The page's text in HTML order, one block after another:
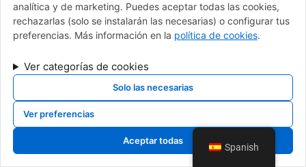
analítica y de marketing. Puedes aceptar todas las cookies,
rechazarlas (solo se instalarán las necesarias) o configurar tus
preferencias. Más información en la política de cookies.
Ver categorías de cookies
Solo las necesarias
Ver preferencias
Aceptar todas
Spanish